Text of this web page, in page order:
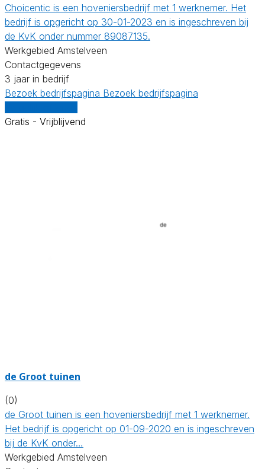
Choicentic is een hoveniersbedrijf met 1 werknemer. Het
bedrijf is opgericht op 30-01-2023 en is ingeschreven bij
de KvK onder nummer 89087135.
Werkgebied Amstelveen
Contactgegevens
3 jaar in bedrijf
Bezoek bedrijfspagina Bezoek bedrijfspagina
Gratis - Vrijblijvend
de Groot tuinen
(0)
de Groot tuinen is een hoveniersbedrijf met 1 werknemer.
Het bedrijf is opgericht op 01-09-2020 en is ingeschreven
bij de KvK onder…
Werkgebied Amstelveen